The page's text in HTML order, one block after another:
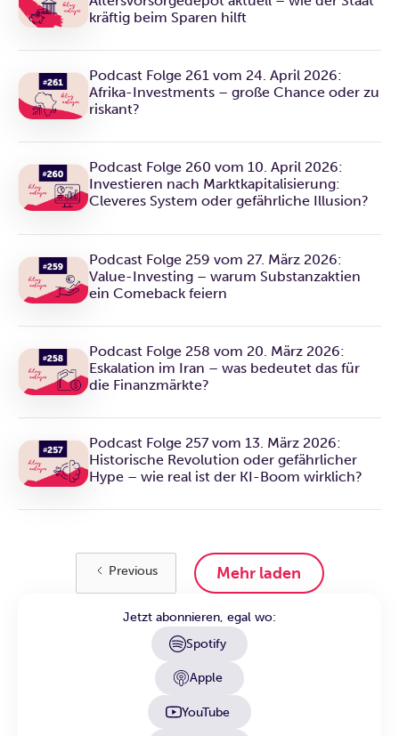
kräftig beim Sparen hilft
Podcast Folge 261 vom 24. April 2026:
Afrika-Investments – große Chance oder zu
riskant?
Podcast Folge 260 vom 10. April 2026:
Investieren nach Marktkapitalisierung:
Cleveres System oder gefährliche Illusion?
Podcast Folge 259 vom 27. März 2026:
Value-Investing – warum Substanzaktien
ein Comeback feiern
Podcast Folge 258 vom 20. März 2026:
Eskalation im Iran – was bedeutet das für
die Finanzmärkte?
Podcast Folge 257 vom 13. März 2026:
Historische Revolution oder gefährlicher
Hype – wie real ist der KI-Boom wirklich?
Previous Mehr laden
Jetzt abonnieren, egal wo:
Spotify
Apple
YouTube